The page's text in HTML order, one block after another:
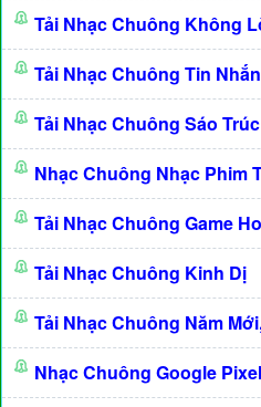
Tải Nhạc Chuông Không
Tải Nhạc Chuông Tin Nhắn
Tải Nhạc Chuông Sáo
Nhạc Chuông Nhạc Phim
Tải Nhạc Chuông Game
Tải Nhạc Chuông Kinh Dị
Tải Nhạc Chuông Năm
Nhạc Chuông Google Pixel